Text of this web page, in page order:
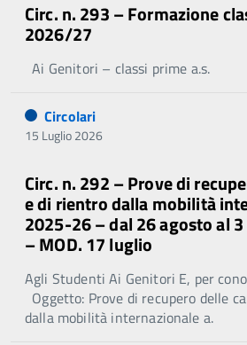
Circ. n. 293 – Formazione
2026/27
Ai Genitori – classi prime a.s.
Circolari
15 Luglio 2026
Circ. n. 292 – Prove di
e di rientro dalla mobilità
2025-26 – dal 26 agosto al
– MOD. 17 luglio
Agli Studenti Ai Genitori E, per
Oggetto: Prove di recupero delle
dalla mobilità internazionale a.